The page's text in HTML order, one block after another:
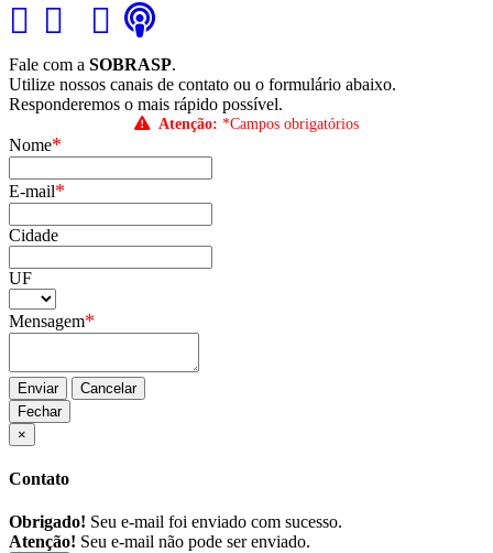
Fale com a SOBRASP.
Utilize nossos canais de contato ou o formulário abaixo.
Responderemos o mais rápido possível.
Atenção: *Campos obrigatórios
Nome*
E-mail*
Cidade
UF
Mensagem*
Enviar
Cancelar
Fechar
×
Contato
Obrigado! Seu e-mail foi enviado com sucesso.
Atenção! Seu e-mail não pode ser enviado.